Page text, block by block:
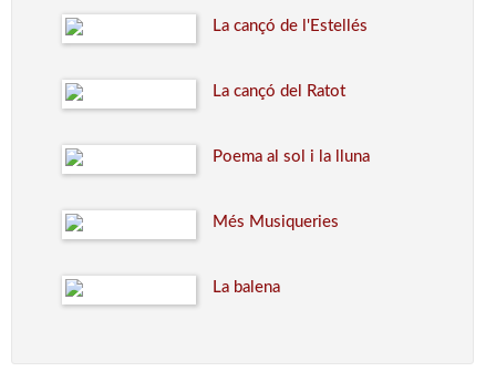
La cançó de l'Estellés
La cançó del Ratot
Poema al sol i la lluna
Més Musiqueries
La balena